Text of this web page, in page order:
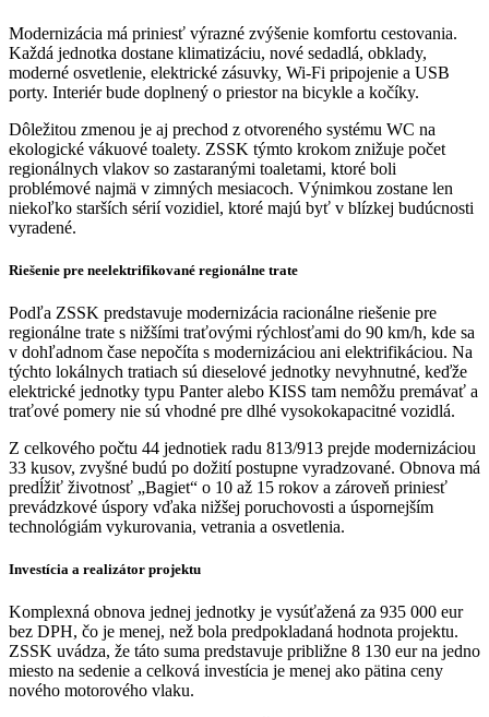
Modernizácia má priniesť výrazné zvýšenie komfortu cestovania.
Každá jednotka dostane klimatizáciu, nové sedadlá, obklady,
moderné osvetlenie, elektrické zásuvky, Wi‑Fi pripojenie a USB
porty. Interiér bude doplnený o priestor na bicykle a kočíky.
Dôležitou zmenou je aj prechod z otvoreného systému WC na
ekologické vákuové toalety. ZSSK týmto krokom znižuje počet
regionálnych vlakov so zastaranými toaletami, ktoré boli
problémové najmä v zimných mesiacoch. Výnimkou zostane len
niekoľko starších sérií vozidiel, ktoré majú byť v blízkej budúcnosti
vyradené.
Riešenie pre neelektrifikované regionálne trate
Podľa ZSSK predstavuje modernizácia racionálne riešenie pre
regionálne trate s nižšími traťovými rýchlosťami do 90 km/h, kde sa
v dohľadnom čase nepočíta s modernizáciou ani elektrifikáciou. Na
týchto lokálnych tratiach sú dieselové jednotky nevyhnutné, keďže
elektrické jednotky typu Panter alebo KISS tam nemôžu premávať a
traťové pomery nie sú vhodné pre dlhé vysokokapacitné vozidlá.
Z celkového počtu 44 jednotiek radu 813/913 prejde modernizáciou
33 kusov, zvyšné budú po dožití postupne vyradzované. Obnova má
predĺžiť životnosť „Bagiet“ o 10 až 15 rokov a zároveň priniesť
prevádzkové úspory vďaka nižšej poruchovosti a úspornejším
technológiám vykurovania, vetrania a osvetlenia.
Investícia a realizátor projektu
Komplexná obnova jednej jednotky je vysúťažená za 935 000 eur
bez DPH, čo je menej, než bola predpokladaná hodnota projektu.
ZSSK uvádza, že táto suma predstavuje približne 8 130 eur na jedno
miesto na sedenie a celková investícia je menej ako pätina ceny
nového motorového vlaku.